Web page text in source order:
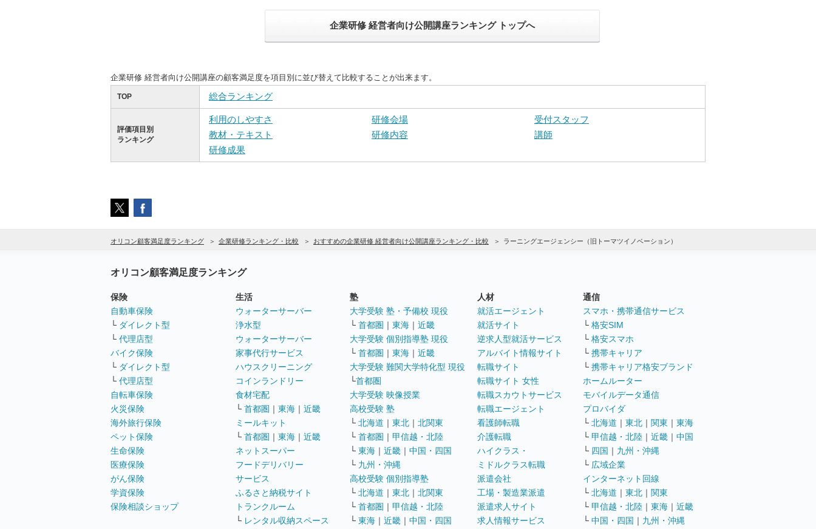
企業研修 経営者向け公開講座ランキング トップへ
企業研修 経営者向け公開講座の顧客満足度を項目別に並び替えて比較することが出来ます。
TOP 総合ランキング
評価項目別
ランキング
利用のしやすさ 研修会場
受付スタッフ
教材・テキスト
研修内容
講師
研修成果
オリコン顧客満足度ランキング 企業研修ランキング・比較 おすすめの企業研修 経営者向け公開講座ランキング・比較 ラーニングエージェンシー（旧トーマツイノベーション）
オリコン顧客満足度ランキング
保険
自動車保険
└ ダイレクト型
└ 代理店型
バイク保険
└ ダイレクト型
└ 代理店型
自転車保険
火災保険
海外旅行保険
ペット保険
生命保険
医療保険
がん保険
学資保険
保険相談ショップ
生活
ウォーターサーバー
浄水型
ウォーターサーバー
家事代行サービス
ハウスクリーニング
コインランドリー
食材宅配
└ 首都圏 ｜ 東海 ｜ 近畿
ミールキット
└ 首都圏 ｜ 東海 ｜ 近畿
ネットスーパー
フードデリバリー
サービス
ふるさと納税サイト
トランクルーム
└ レンタル収納スペース
塾
大学受験 塾・予備校 現役
└ 首都圏 ｜ 東海 ｜ 近畿
大学受験 個別指導塾 現役
└ 首都圏 ｜ 東海 ｜ 近畿
大学受験 難関大学特化型 現役
└首都圏
大学受験 映像授業
高校受験 塾
└ 北海道 ｜ 東北 ｜ 北関東
└ 首都圏 ｜ 甲信越・北陸
└ 東海 ｜ 近畿 ｜ 中国・四国
└ 九州・沖縄
高校受験 個別指導塾
└ 北海道 ｜ 東北 ｜ 北関東
└ 首都圏 ｜ 甲信越・北陸
└ 東海 ｜ 近畿 ｜ 中国・四国
人材
就活エージェント
就活サイト
逆求人型就活サービス
アルバイト情報サイト
転職サイト
転職サイト 女性
転職スカウトサービス
転職エージェント
看護師転職
介護転職
ハイクラス・
ミドルクラス転職
派遣会社
工場・製造業派遣
派遣求人サイト
求人情報サービス
通信
スマホ・携帯通信サービス
└ 格安SIM
└ 格安スマホ
└ 携帯キャリア
└ 携帯キャリア格安ブランド
ホームルーター
モバイルデータ通信
プロバイダ
└ 北海道 ｜ 東北 ｜ 関東 ｜ 東海
└ 甲信越・北陸 ｜ 近畿 ｜ 中国
└ 四国 ｜ 九州・沖縄
└ 広域企業
インターネット回線
└ 北海道 ｜ 東北 ｜ 関東
└ 甲信越・北陸 ｜ 東海 ｜ 近畿
└ 中国・四国 ｜ 九州・沖縄